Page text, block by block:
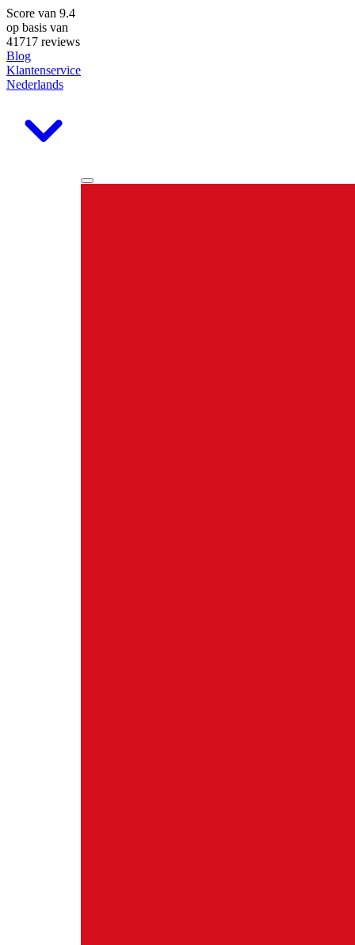
Score van 9.4
op basis van
41717 reviews
Blog
Klantenservice
Nederlands